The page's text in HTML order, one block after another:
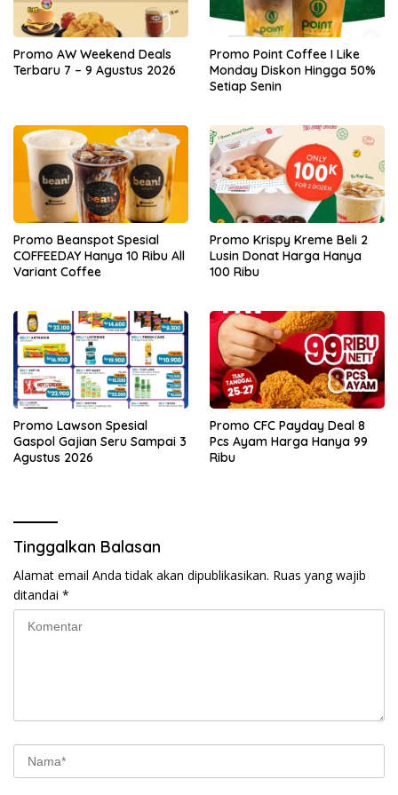
Promo AW Weekend Deals
Terbaru 7 – 9 Agustus 2026
Promo Point Coffee I Like
Monday Diskon Hingga 50%
Setiap Senin
Promo Beanspot Spesial
COFFEEDAY Hanya 10 Ribu All
Variant Coffee
Promo Krispy Kreme Beli 2
Lusin Donat Harga Hanya
100 Ribu
Promo Lawson Spesial
Gaspol Gajian Seru Sampai 3
Agustus 2026
Promo CFC Payday Deal 8
Pcs Ayam Harga Hanya 99
Ribu
Tinggalkan Balasan
Alamat email Anda tidak akan dipublikasikan. Ruas yang wajib
ditandai *